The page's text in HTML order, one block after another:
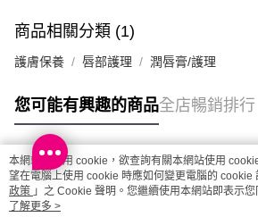
(澳門門市) 只顯示可選門市。確認發貨後2-
取。逾期會取消訂單，並不會安排重寄
每筆HK$20.00，滿HK$100.00或以上免運費
澳門地區配送 - 確認發貨後1-4個工作天送達
商品相關分類 (1)
護膚保養 唇部護理 潤唇膏/護理
您可能有興趣的商品全店暢銷排行
熱門標籤
熱銷排行
本網站中使用 cookie，欲查詢有關本網站使用
望在電腦上使用 cookie 時應如何變更電腦的 cookie
政策 」之 Cookie 聲明。您繼續使用本網站即表示
條款之 Cookie 聲明使用 cookie。
了解更多 >